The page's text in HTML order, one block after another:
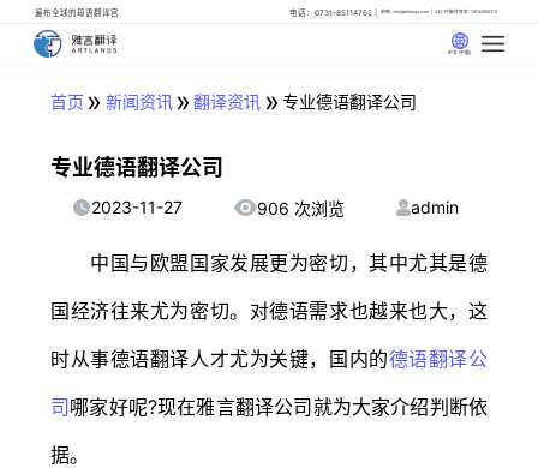
遍布全球的母语翻译官 电话：0731-85114762 邮箱: info@artlangs.com 24小时翻译管家: 18142666316
中文 (中国)
首页 » 新闻资讯» 翻译资讯 » 专业德语翻译公司
专业德语翻译公司
2023-11-27 906 次浏览 admin
中国与欧盟国家发展更为密切，其中尤其是德
国经济往来尤为密切。对德语需求也越来也大，这
时从事德语翻译人才尤为关键，国内的德语翻译公
司哪家好呢?现在雅言翻译公司就为大家介绍判断依
据。